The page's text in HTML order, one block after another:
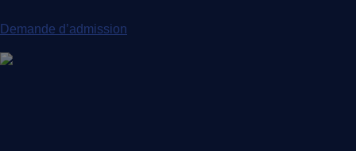
Demande d’admission